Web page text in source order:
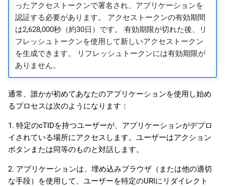
ったアクセストークンで署名され、アプリケーションを
認証する必要があります。 アクセストークンの有効期間
は2,628,000秒（約30日）です。 有効期限が切れた後、リ
フレッシュトークンを使用して新しいアクセストークン
を生成できます。 リフレッシュトークンには有効期限が
ありません。
通常、誰かが初めてあなたのアプリケーションを使用し始め
るプロセスは次のようになります：
1. 特定のcTIDを持つユーザーが、アプリケーションがデプロ
イされている場所にアクセスします。ユーザーはアクション
ボタンまたは同等のものと対話します。
2. アプリケーションは、埋め込みブラウザ（または他の適切
な手段）を使用して、ユーザーを特定のURIにリダイレクト